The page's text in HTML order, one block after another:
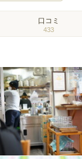
口コミ
433